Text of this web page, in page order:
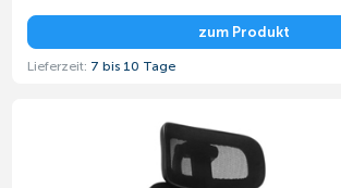
zum Produkt
Lieferzeit: 7 bis 10 Tage